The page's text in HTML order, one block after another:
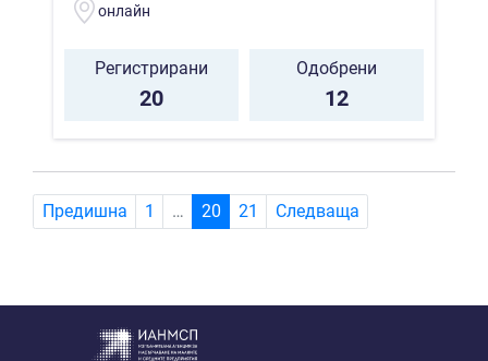
онлайн
Регистрирани
20
Одобрени
12
Предишна 1 … 20(current)
21 Следваща